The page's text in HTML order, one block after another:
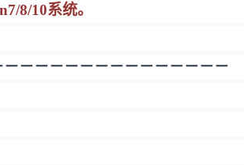
8/10系统。
－－－－－－－－－－－－－－